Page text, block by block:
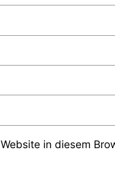
in diesem